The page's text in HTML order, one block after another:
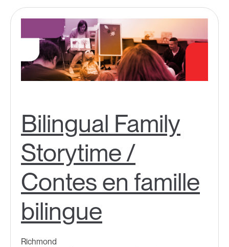
Bilingual Family
Storytime /
Contes en famille
bilingue
Richmond